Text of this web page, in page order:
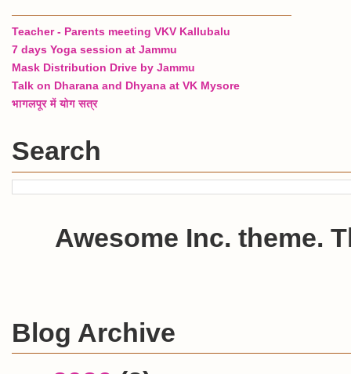
Teacher - Parents meeting VKV Kallubalu
7 days Yoga session at Jammu
Mask Distribution Drive by Jammu
Talk on Dharana and Dhyana at VK Mysore
भागलपूर में योग सत्र
Search
Awesome Inc. theme.
Blog Archive